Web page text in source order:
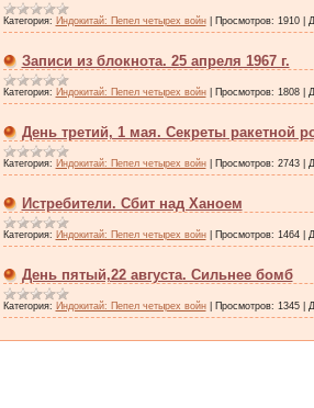
Категория: Индокитай: Пепел четырех войн Просмотров: 1910
Записи из блокнота. 25 апреля 1967 г.
Категория: Индокитай: Пепел четырех войн Просмотров: 1808
День третий, 1 мая. Секреты ракетной
Категория: Индокитай: Пепел четырех войн Просмотров: 2743
Истребители. Сбит над Ханоем
Категория: Индокитай: Пепел четырех войн Просмотров: 1464
День пятый,22 августа. Сильнее бомб
Категория: Индокитай: Пепел четырех войн Просмотров: 1345